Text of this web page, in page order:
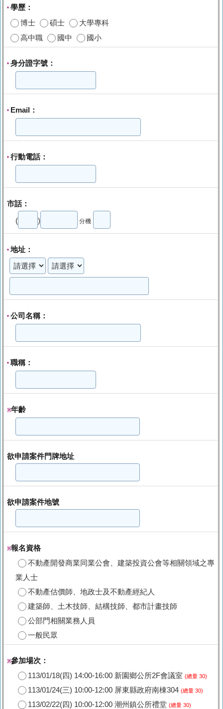
* 學歷：
博士
碩士
大學專科
高中職
國中 國小
* 身分證字號：
* Email：
* 行動電話：
市話：
( ) 分機
*地址：
* 公司名稱：
* 職稱：
※年齡
欲申請案件門牌地址
欲申請案件地號
※報名資格
不動產開發商業同業公會、建築投資公會等相關領域之專
業人士
不動產估價師、地政士及不動產經紀人
建築師、土木技師、結構技師、都市計畫技師
公部門相關業務人員
一般民眾
※參加場次：
113/01/18(四) 14:00-16:00 新園鄉公所2F會議室 (總量 30)
113/01/24(三) 10:00-12:00 屏東縣政府南棟304 (總量 30)
113/02/22(四) 10:00-12:00 潮州鎮公所禮堂 (總量 30)